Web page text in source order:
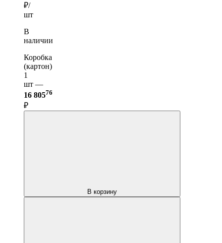
₽/
шт
В
наличии
Коробка
(картон)
1
шт —
16 80576
₽
В корзину